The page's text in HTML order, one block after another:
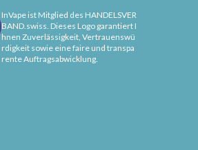
InVape ist Mitglied des HANDELSVER
BAND.swiss. Dieses Logo garantiert I
hnen Zuverlässigkeit, Vertrauenswü
rdigkeit sowie eine faire und transpa
rente Auftragsabwicklung.